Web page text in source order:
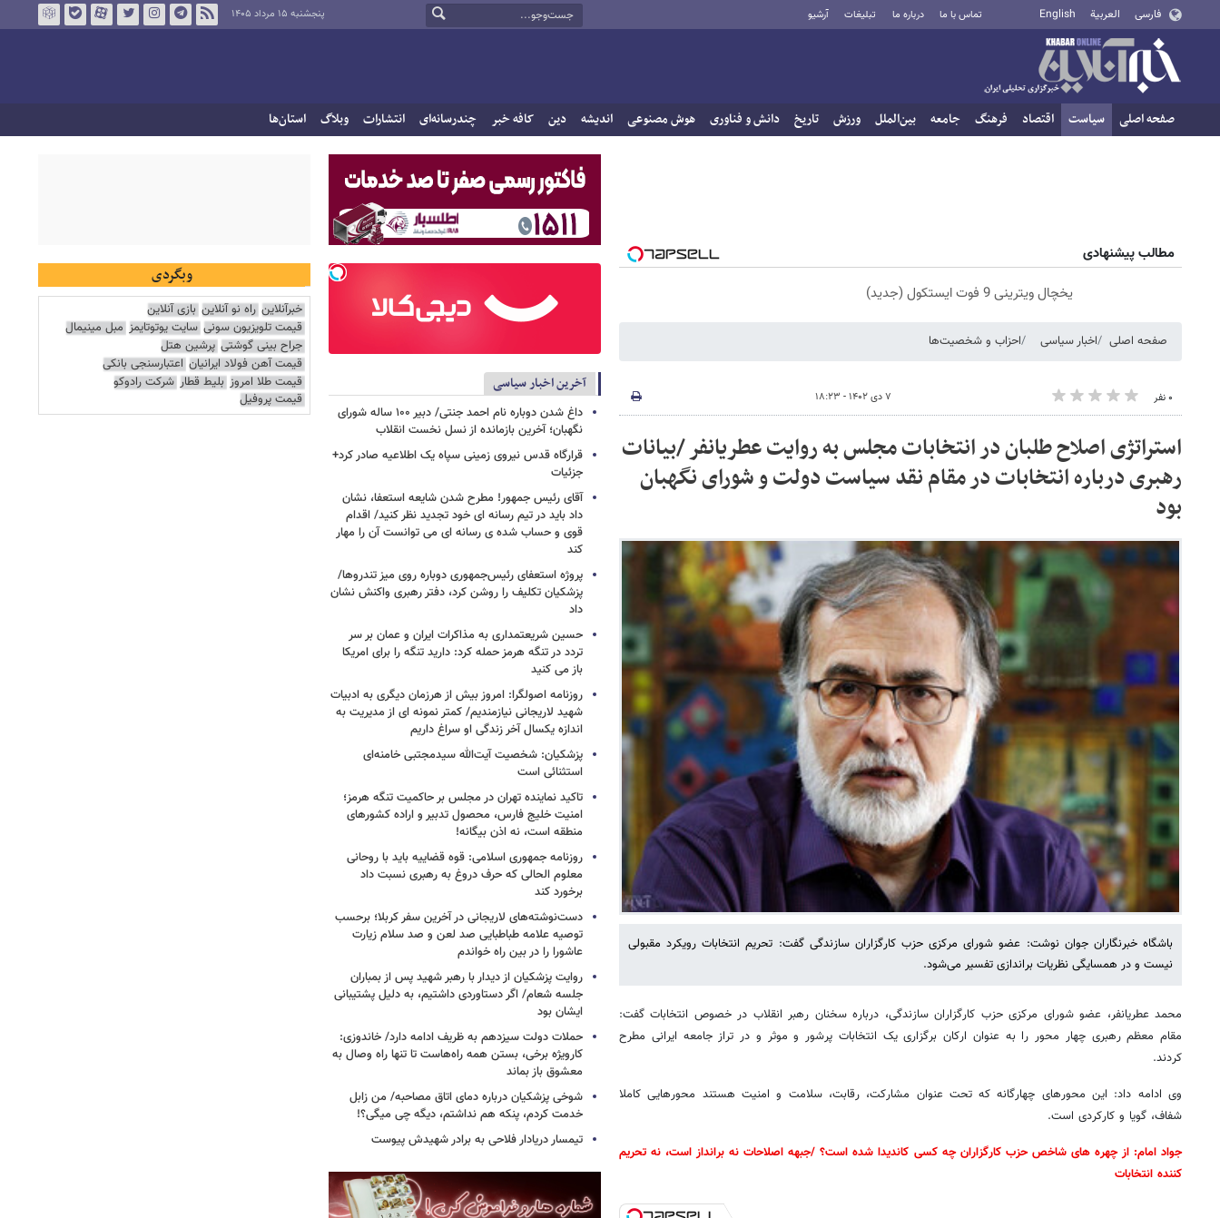
فارسی العربية English تماس با ما درباره ما تبلیغات آرشیو پنجشنبه ۱۵ مرداد ۱۴۰۵
صفحه اصلی سیاست اقتصاد فرهنگ جامعه بین‌الملل ورزش تاریخ دانش و فناوری هوش مصنوعی اندیشه دین کافه خبر چندرسانه‌ای انتشارات وبلاگ استان‌ها
مطالب پیشنهادی
یخچال ویترینی 9 فوت ایستکول (جدید)
صفحه اصلی اخبار سیاسی احزاب و شخصیت‌ها
۰ نفر ۷ دی ۱۴۰۲ - ۱۸:۲۳
استراتژی اصلاح طلبان در انتخابات مجلس به روایت عطریانفر /بیانات
رهبری درباره انتخابات در مقام نقد سیاست دولت و شورای نگهبان
بود
باشگاه خبرنگاران جوان نوشت: عضو شورای مرکزی حزب کارگزاران سازندگی گفت: تحریم انتخابات رویکرد مقبولی
نیست و در همسایگی نظریات براندازی تفسیر می‌شود.
محمد عطریانفر، عضو شورای مرکزی حزب کارگزاران سازندگی، درباره سخنان رهبر انقلاب در خصوص انتخابات گفت:
مقام معظم رهبری چهار محور را به عنوان ارکان برگزاری یک انتخابات پرشور و موثر و در تراز جامعه ایرانی مطرح
کردند.
وی ادامه داد: این محورهای چهارگانه که تحت عنوان مشارکت، رقابت، سلامت و امنیت هستند محورهایی کاملا
شفاف، گویا و کارکردی است.
جواد امام: از چهره های شاخص حزب کارگزاران چه کسی کاندیدا شده است؟ /جبهه اصلاحات نه برانداز است، نه تحریم
کننده انتخابات
آخرین اخبار سیاسی
داغ شدن دوباره نام احمد جنتی/ دبیر ۱۰۰ ساله شورای
نگهبان؛ آخرین بازمانده از نسل نخست انقلاب
قرارگاه قدس نیروی زمینی سپاه یک اطلاعیه صادر کرد+
جزئیات
آقای رئیس جمهور! مطرح شدن شایعه استعفا، نشان
داد باید در تیم رسانه ای خود تجدید نظر کنید/ اقدام
قوی و حساب شده ی رسانه ای می توانست آن را مهار
کند
پروژه استعفای رئیس‌جمهوری دوباره روی میز تندروها/
پزشکیان تکلیف را روشن کرد، دفتر رهبری واکنش نشان
داد
حسین شریعتمداری به مذاکرات ایران و عمان بر سر
تردد در تنگه هرمز حمله کرد: دارید تنگه را برای امریکا
باز می کنید
روزنامه اصولگرا: امروز بیش از هرزمان دیگری به ادبیات
شهید لاریجانی نیازمندیم/ کمتر نمونه ای از مدیریت به
اندازه یکسال آخر زندگی او سراغ داریم
پزشکیان: شخصیت آیت‌الله سیدمجتبی خامنه‌ای
استثنائی است
تاکید نماینده تهران در مجلس بر حاکمیت تنگه هرمز؛
امنیت خلیج فارس، محصول تدبیر و اراده کشورهای
منطقه است، نه اذن بیگانه!
روزنامه جمهوری اسلامی: قوه قضاییه باید با روحانی
معلوم الحالی که حرف دروغ به رهبری نسبت داد
برخورد کند
دست‌نوشته‌های لاریجانی در آخرین سفر کربلا؛ برحسب
توصیه علامه طباطبایی صد لعن و صد سلام زیارت
عاشورا را در بین راه خواندم
روایت پزشکیان از دیدار با رهبر شهید پس از بمباران
جلسه شعام/ اگر دستاوردی داشتیم، به دلیل پشتیبانی
ایشان بود
حملات دولت سیزدهم به ظریف ادامه دارد/ خاندوزی:
کارویژه برخی، بستن همه راه‌هاست تا تنها راه وصال به
معشوق باز بماند
شوخی پزشکیان درباره دمای اتاق مصاحبه/ من زابل
خدمت کردم، پنکه هم نداشتم، دیگه چی میگی؟!
تیمسار دریادار فلاحی به برادر شهیدش پیوست
وبگردی
خبرآنلاین راه نو آنلاین بازی آنلاین
قیمت تلویزیون سونی سایت یوتوتایمز مبل مینیمال
جراح بینی گوشتی پرشین هتل
قیمت آهن فولاد ایرانیان اعتبارسنجی بانکی
قیمت طلا امروز بلیط قطار شرکت رادوکو
قیمت پروفیل